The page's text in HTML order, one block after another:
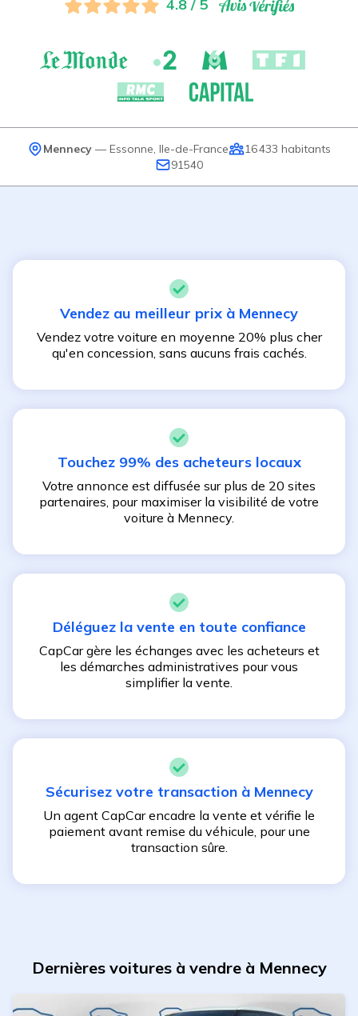
4.8 / 5
Mennecy — Essonne Ile-de-France 16 433 habitants
91540
Vendez au meilleur prix à Mennecy
Vendez votre voiture en moyenne 20% plus cher
qu'en concession, sans aucuns frais cachés.
Touchez 99% des acheteurs locaux
Votre annonce est diffusée sur plus de 20 sites
partenaires, pour maximiser la visibilité de votre
voiture à Mennecy.
Déléguez la vente en toute confiance
CapCar gère les échanges avec les acheteurs et
les démarches administratives pour vous
simplifier la vente.
Sécurisez votre transaction à Mennecy
Un agent CapCar encadre la vente et vérifie le
paiement avant remise du véhicule, pour une
transaction sûre.
Dernières voitures à vendre à Mennecy